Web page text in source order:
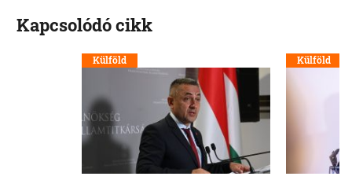
Kapcsolódó cikk
Külföld Külföld